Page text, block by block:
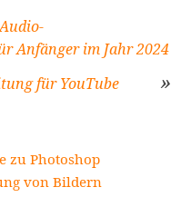
Anfänger im Jahr 2024
für YouTube
zu Photoshop
von Bildern